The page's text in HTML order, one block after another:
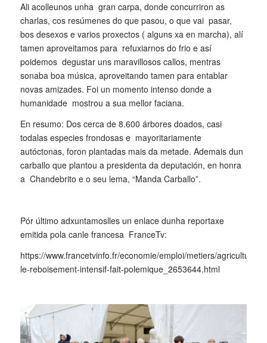
Ali acolleunos unha gran carpa, donde concurriron as
charlas, cos resúmenes do que pasou, o que vai pasar,
bos desexos e varios proxectos ( alguns xa en marcha), alí
tamen aproveitamos para refuxiarnos do frio e así
poidemos degustar uns maravillosos callos, mentras
sonaba boa música, aproveitando tamen para entablar
novas amizades. Foi un momento intenso donde a
humanidade mostrou a sua mellor faciana.
En resumo: Dos cerca de 8.600 árbores doados, casi
todalas especies frondosas e mayoritariamente
autóctonas, foron plantadas mais da metade. Ademais dun
carballo que plantou a presidenta da deputación, en honra
a Chandebrito e o seu lema, “Manda Carballo”.
Pór último adxuntamoslles un enlace dunha reportaxe
emitida pola canle francesa FranceTv:
https://www.francetvinfo.fr/economie/emploi/metiers/agriculture/
le-reboisement-intensif-fait-polemique_2653644.html